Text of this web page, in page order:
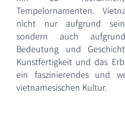
Tempelornamenten.
nicht nur aufgrund
sondern auch
Bedeutung und
Kunstfertigkeit und das
ein faszinierendes und
vietnamesischen Kultur.